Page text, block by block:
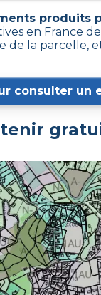
produits
en France
la parcelle,
consulter un